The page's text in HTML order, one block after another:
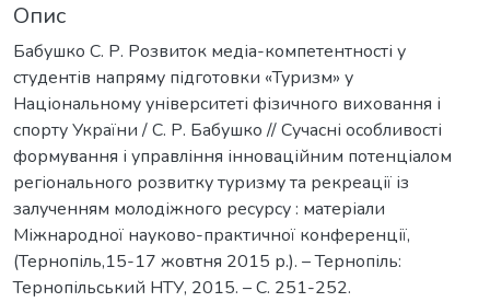
Опис
Бабушко С. Р. Розвиток медіа-компетентності у
студентів напряму підготовки «Туризм» у
Національному університеті фізичного виховання і
спорту України / С. Р. Бабушко // Сучасні особливості
формування і управління інноваційним потенціалом
регіонального розвитку туризму та рекреації із
залученням молодіжного ресурсу : матеріали
Міжнародної науково-практичної конференції,
(Тернопіль,15-17 жовтня 2015 р.). – Тернопіль:
Тернопільський НТУ, 2015. – С. 251-252.